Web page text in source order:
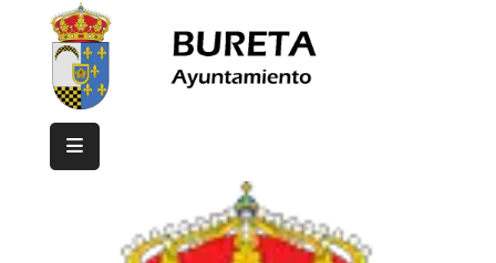
Inicio
Ayuntamiento